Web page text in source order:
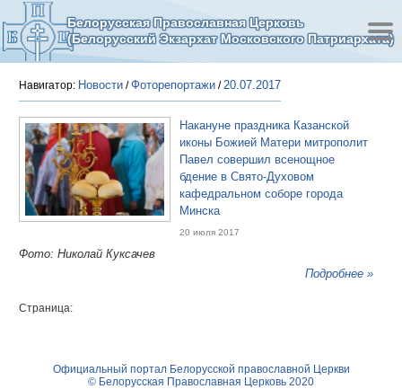
Белорусская Православная Церковь
(Белорусский Экзархат Московского Патриархата)
Навигатор: Новости /Фоторепортажи /20.07.2017
Накануне праздника Казанской
иконы Божией Матери митрополит
Павел совершил всенощное
бдение в Свято-Духовом
кафедральном соборе города
Минска
20 июля 2017
Фото: Николай Куксачев
Подробнее »
Страница:
Официальный портал Белорусской православной Церкви
© Белорусская Православная Церковь 2020